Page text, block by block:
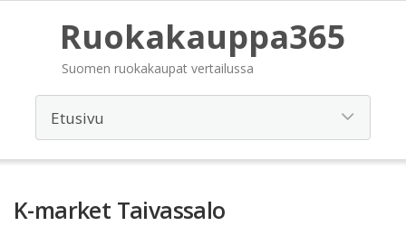
Ruokakauppa365
Suomen ruokakaupat vertailussa
K-market Taivassalo